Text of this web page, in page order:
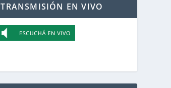
TRANSMISIÓN EN VIVO